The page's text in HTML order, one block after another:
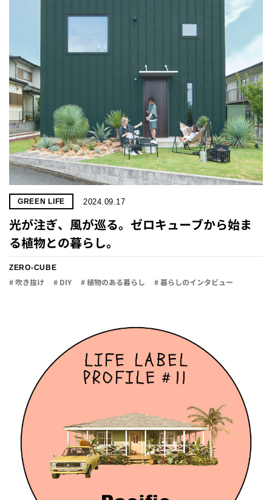
GREEN LIFE 2024.09.17
光が注ぎ、風が巡る。ゼロキューブから始ま
る植物との暮らし。
ZERO-CUBE
# 吹き抜け # DIY # 植物のある暮らし # 暮らしのインタビュー